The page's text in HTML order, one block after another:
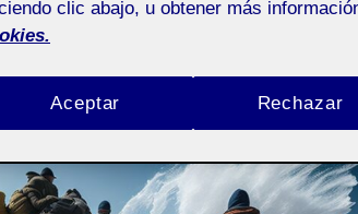
clic abajo, u obtener más
Rechazar
Aceptar